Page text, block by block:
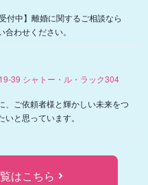
付中】離婚に関するご相談なら
わせください。
39 シャトー・ル・ラック304
、ご依頼者様と輝かしい未来をつ
と思っています。
はこちら